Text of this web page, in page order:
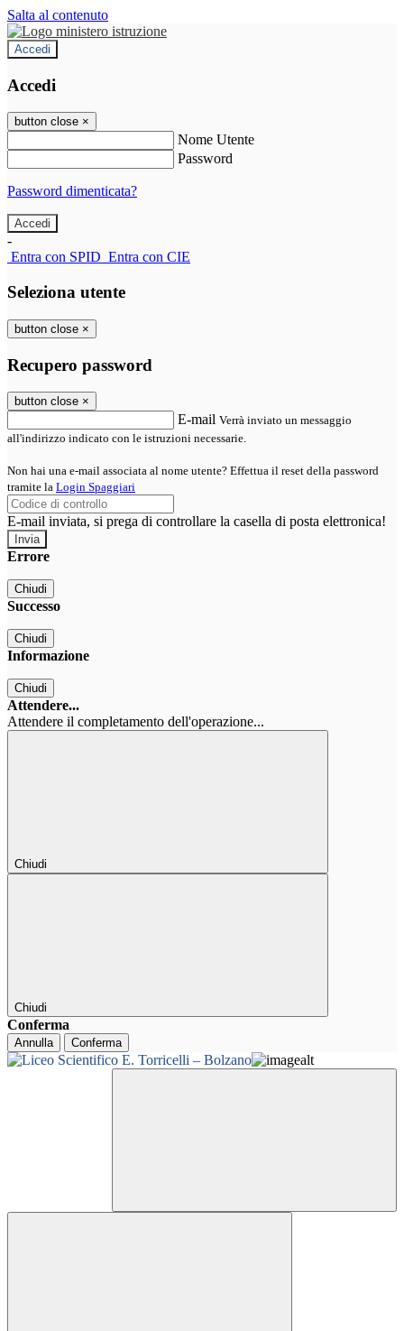
Salta al contenuto
Accedi
Accedi
button close ×
Nome Utente
Password
Password dimenticata?
-
Entra con SPID Entra con CIE
Seleziona utente
button close ×
Recupero password
button close ×
E-mail Verrà inviato un messaggio
all'indirizzo indicato con le istruzioni necessarie.
Non hai una e-mail associata al nome utente? Effettua il reset della password
tramite la Login Spaggiari
E-mail inviata, si prega di controllare la casella di posta elettronica!
Errore
Chiudi
Successo
Chiudi
Informazione
Chiudi
Attendere...
Attendere il completamento dell'operazione...
Chiudi
Chiudi
Conferma
Annulla Conferma